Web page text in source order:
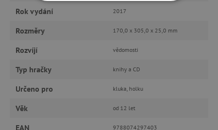
Rok vydání 2017
Rozměry 170,0 x 305,0 x 25,0 mm
Rozvíjí vědomosti
Typ hračky knihy a CD
Určeno pro kluka, holku
Věk od 12 let
EAN 9788074297403
NEZBYTNĚ NUTNÉ COOKIES
ANALYTICKÉ COOKIES
MARKETINGOVÉ COOKIES
FUNKČNÍ SOUBORY